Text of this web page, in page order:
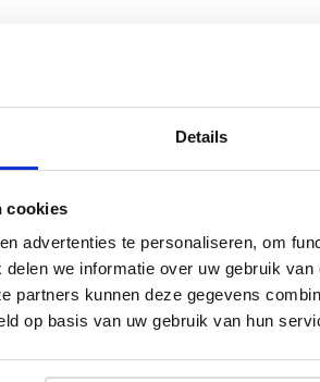
Details
cookies
advertenties te personaliseren, om
we informatie over uw gebruik
partners kunnen deze gegevens
op basis van uw gebruik van hun
en
volledig
Yvonne
Wij hadden 2 lampen
met totaal 11